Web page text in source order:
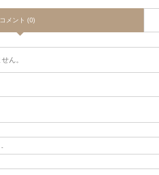
コメント (0)
ん。